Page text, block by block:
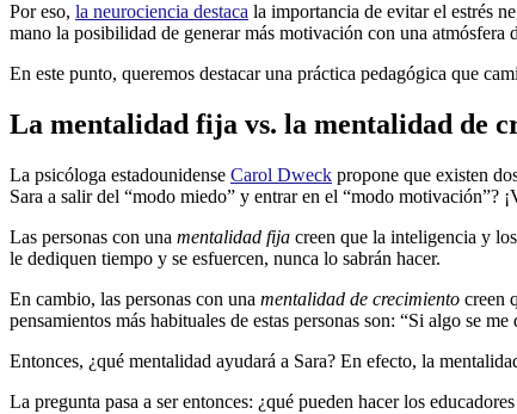
Por eso, la neurociencia destaca la importancia de evitar el estrés
mano la posibilidad de generar más motivación con una atmósfera
En este punto, queremos destacar una práctica pedagógica que
La mentalidad fija vs. la mentalidad de
La psicóloga estadounidense Carol Dweck propone que existen
Sara a salir del “modo miedo” y entrar en el “modo motivación”?
Las personas con una mentalidad fija creen que la inteligencia y
le dediquen tiempo y se esfuercen, nunca lo sabrán hacer.
En cambio, las personas con una mentalidad de crecimiento creen
pensamientos más habituales de estas personas son: “Si algo se
Entonces, ¿qué mentalidad ayudará a Sara? En efecto, la
La pregunta pasa a ser entonces: ¿qué pueden hacer los